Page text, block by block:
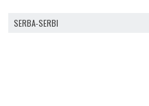
SERBA-SERBI